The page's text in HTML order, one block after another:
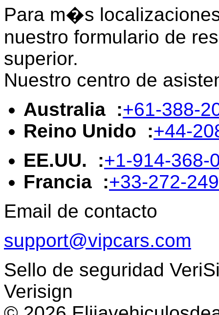
Para m�s
nuestro formulario de
superior.
Nuestro centro de
Australia :+61-388-
Reino Unido :+44-
EE.UU. :+1-914-368-
Francia :+33-272-
Email de contacto
support@vipcars.com
Sello de seguridad
Verisign